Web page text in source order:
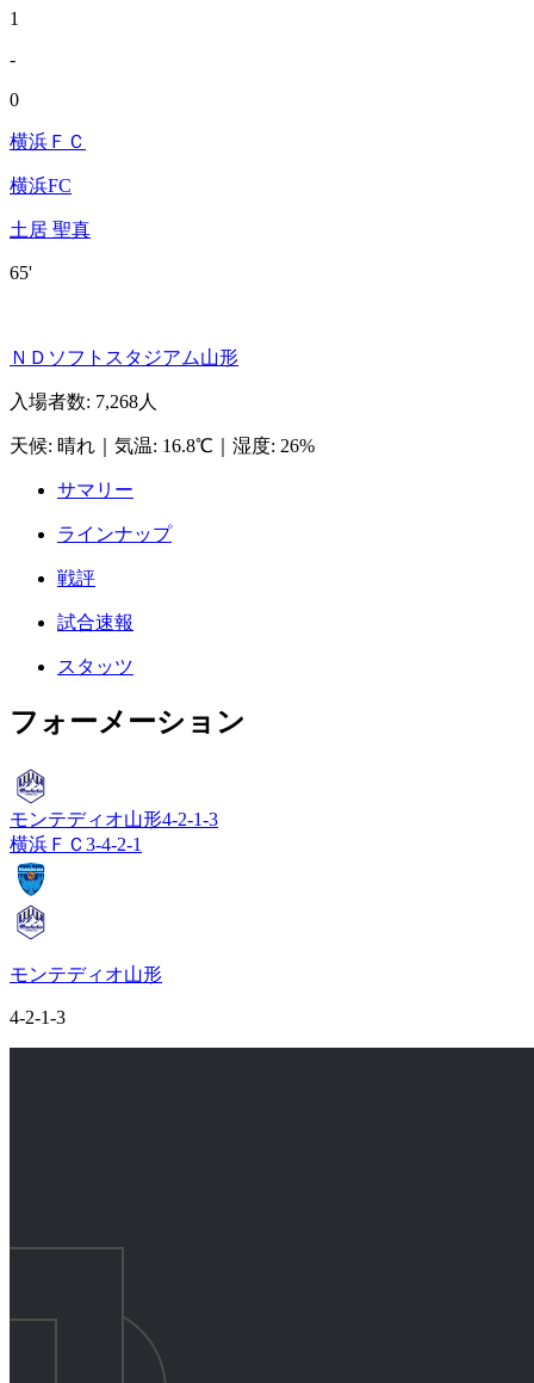
1
-
0
横浜ＦＣ
横浜FC
土居 聖真
65'
ＮＤソフトスタジアム山形
入場者数: 7,268人
天候: 晴れ 気温: 16.8℃ 湿度: 26%
サマリー
ラインナップ
戦評
試合速報
スタッツ
フォーメーション
モンテディオ山形4-2-1-3
横浜ＦＣ 3-4-2-1
モンテディオ山形
4-2-1-3